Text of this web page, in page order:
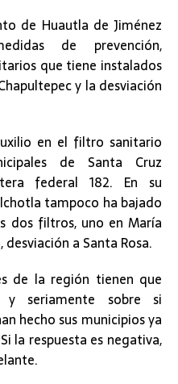
de Huautla de Jiménez
de prevención,
que tiene instalados
y la desviación
en el filtro sanitario
de Santa Cruz
federal 182. En su
tampoco ha bajado
dos filtros, uno en María
a Santa Rosa.
de la región tienen que
y seriamente sobre si
hecho sus municipios ya
la respuesta es negativa,